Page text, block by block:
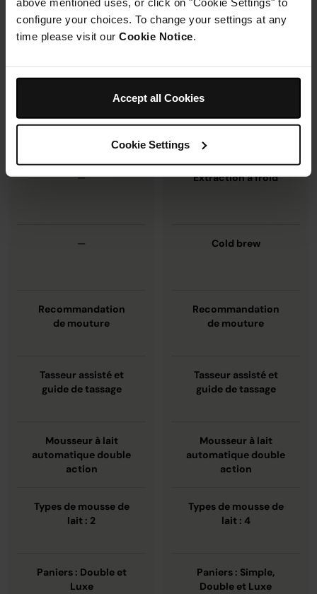
configure your choices. To change your settings at any
time please visit our Cookie Notice.
Accept all Cookies
Cookie Settings
Ninja Luxe Café Essential
ES501
Types d'expresso : 2
3
—
—
Recommandation
de mouture
Tasseur assisté et
guide de tassage
Mousseur à lait
automatique double
action
Types de mousse de
lait : 2
Paniers : Double et
Luxe
Ninja Luxe Café Premier
Types d'expresso : 5
4
Extraction à froid
Cold brew
Recommandation
de mouture
Tasseur assisté et
guide de tassage
Mousseur à lait
automatique double
action
Types de mousse de
lait : 4
Paniers : Simple,
Double et Luxe